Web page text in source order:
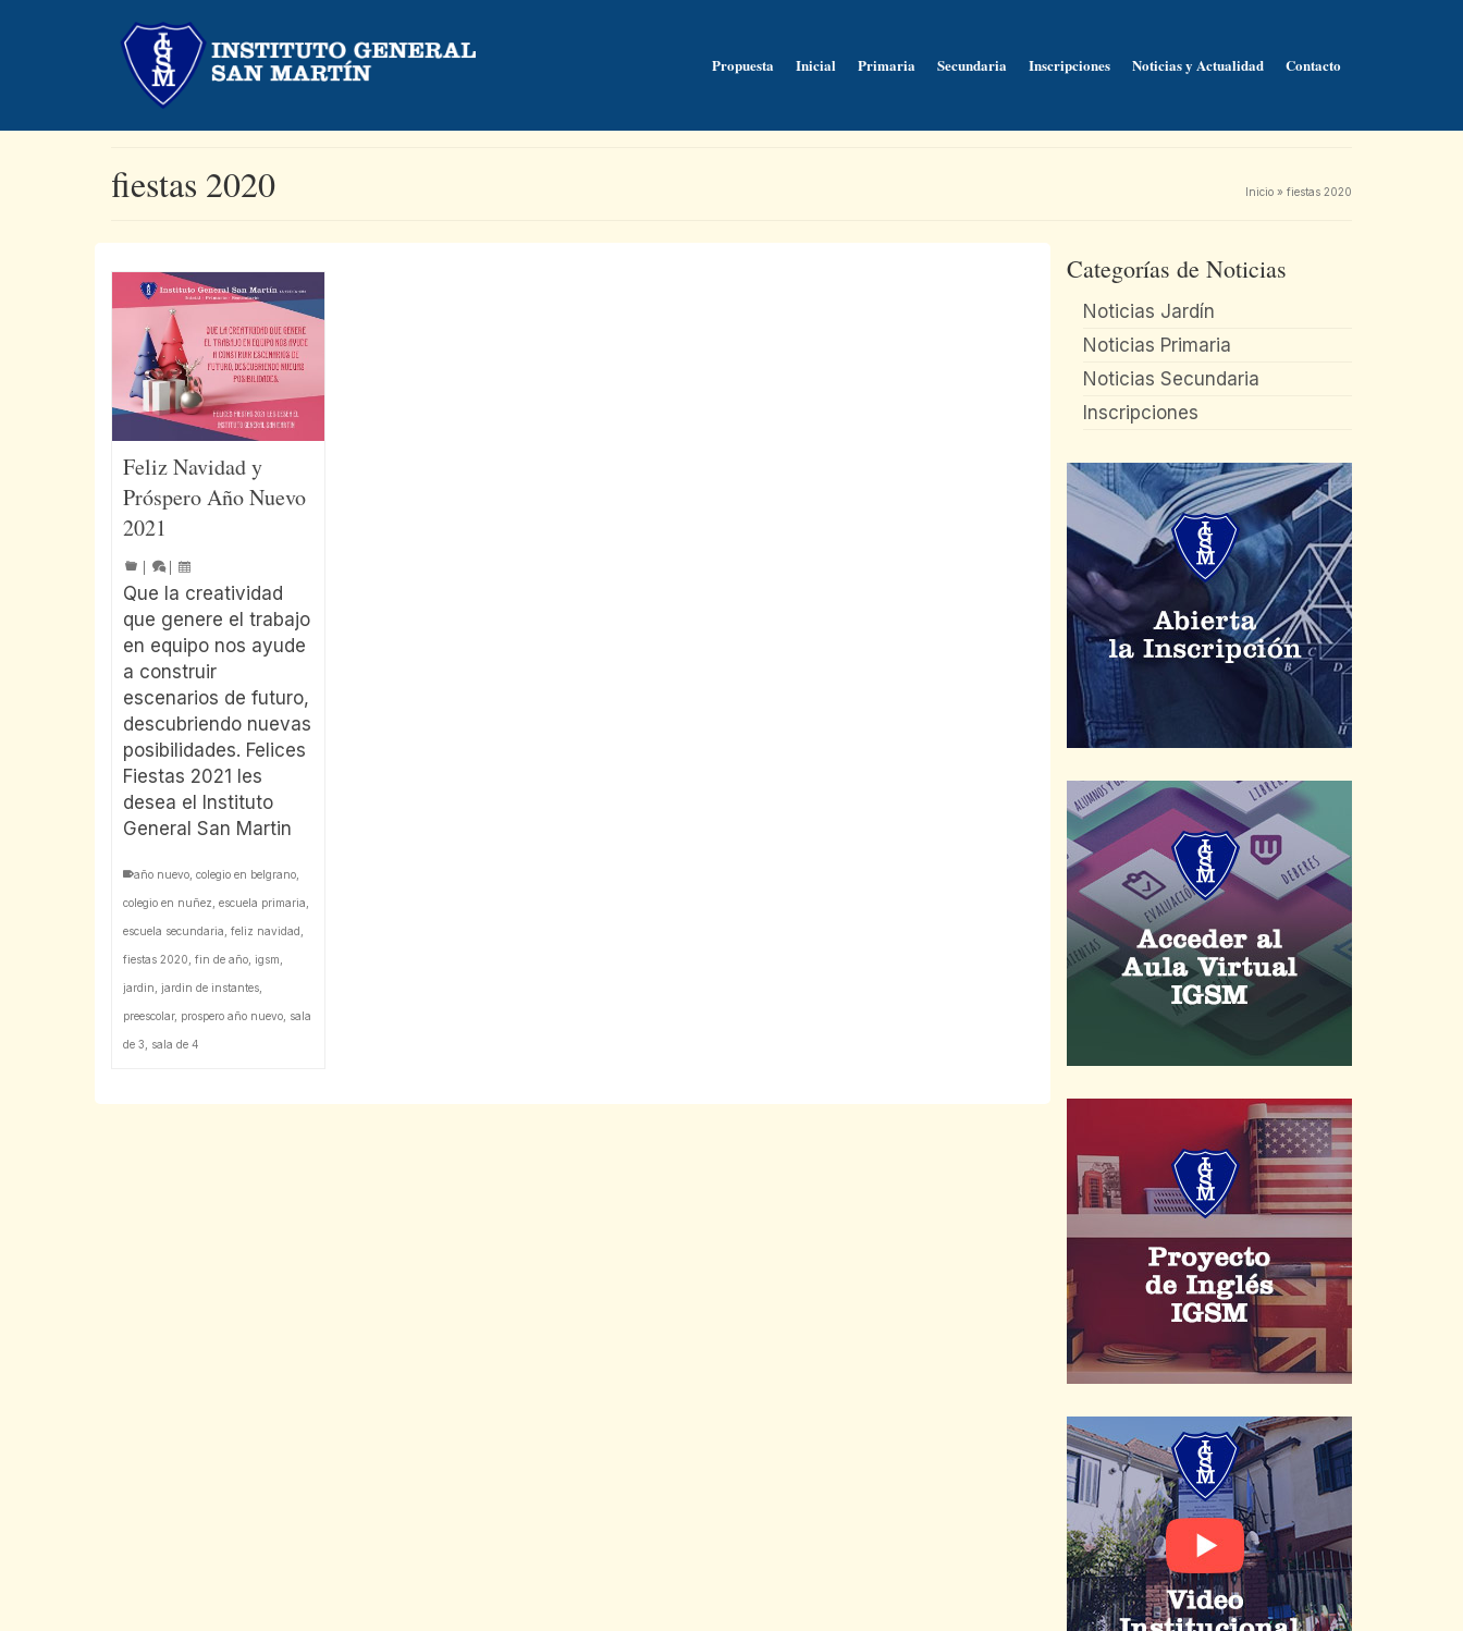
Propuesta Inicial Primaria Secundaria Inscripciones Noticias y Actualidad Contacto
fiestas 2020 Inicio » fiestas 2020
Feliz Navidad y
Próspero Año Nuevo
2021
Que la creatividad
que genere el trabajo
en equipo nos ayude
a construir
escenarios de futuro,
descubriendo nuevas
posibilidades. Felices
Fiestas 2021 les
desea el Instituto
General San Martin
año nuevo colegio en belgrano
colegio en nuñez escuela primaria
escuela secundaria feliz navidad
fiestas 2020 fin de año igsm
jardin jardin de instantes
preescolar, prospero año nuevo sala
de 3 sala de 4
Categorías de Noticias
Noticias Jardín
Noticias Primaria
Noticias Secundaria
Inscripciones